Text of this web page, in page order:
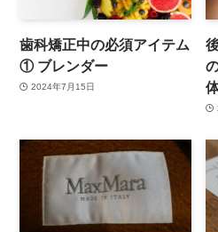
歯科矯正中の必須アイテム
① ブレンダー
2024年7月15日